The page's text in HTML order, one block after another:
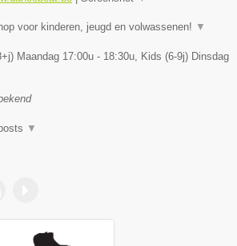
voor kinderen, jeugd en volwassenen! ▼
Maandag 17:00u - 18:30u, Kids (6-9j) Dinsdag
▼